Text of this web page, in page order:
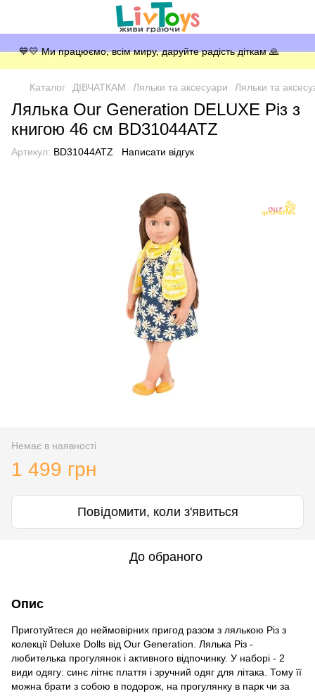
💙💛 Ми працюємо, всім миру, даруйте радість діткам 🙏
Каталог ДІВЧАТКАМ Ляльки та аксесуари Ляльки та
Лялька Our Generation DELUXE Різ з
книгою 46 см BD31044ATZ
Артикул: BD31044ATZ Написати відгук
Немає в наявності
1 499 грн
Повідомити, коли з'явиться
До обраного
Опис
Приготуйтеся до неймовірних пригод разом з лялькою Різ з
колекції Deluxe Dolls від Our Generation. Лялька Різ -
любителька прогулянок і активного відпочинку. У наборі - 2
види одягу: синє літнє плаття і зручний одяг для літака. Тому її
можна брати з собою в подорож, на прогулянку в парк чи за